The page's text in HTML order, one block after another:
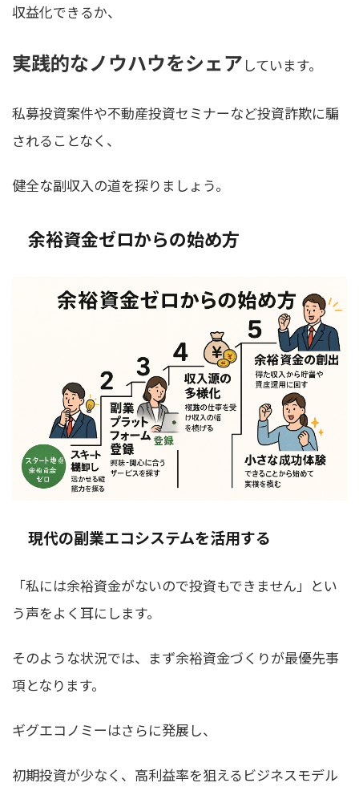
収益化できるか、
実践的なノウハウをシェア しています。
私募投資案件や不動産投資セミナーなど投資詐欺に騙
されることなく、
健全な副収入の道を探りましょう。
余裕資金ゼロからの始め方
現代の副業エコシステムを活用する
「私には余裕資金がないので投資もできません」とい
う声をよく耳にします。
そのような状況では、まず余裕資金づくりが最優先事
項となります。
ギグエコノミーはさらに発展し、
初期投資が少なく、高利益率を狙えるビジネスモデル